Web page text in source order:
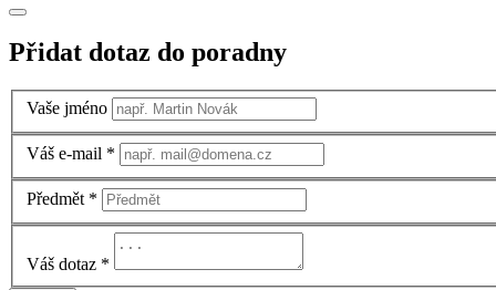
Přidat dotaz do poradny
Vaše jméno
Váš e-mail *
Předmět *
Váš dotaz *